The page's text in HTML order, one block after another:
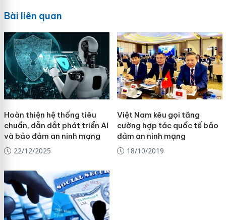
Bài liên quan
Hoàn thiện hệ thống tiêu
chuẩn, dẫn dắt phát triển AI
và bảo đảm an ninh mạng
22/12/2025
Việt Nam kêu gọi tăng
cường hợp tác quốc tế bảo
đảm an ninh mạng
18/10/2019